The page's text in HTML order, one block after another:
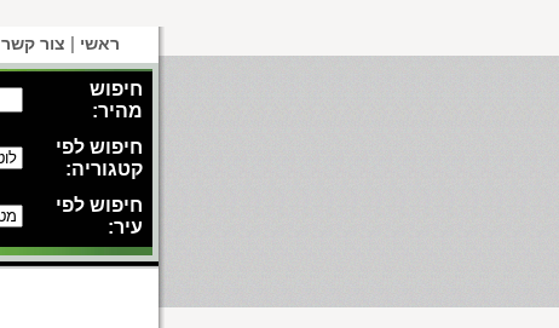
ראשי | צור קשר
חיפוש
מהיר:
חיפוש לפי
קטגוריה:
חיפוש לפי
עיר: